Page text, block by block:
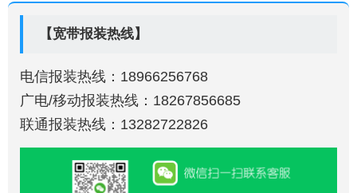
【宽带报装热线】
电信报装热线：18966256768
广电/移动报装热线：18267856685
联通报装热线：13282722826